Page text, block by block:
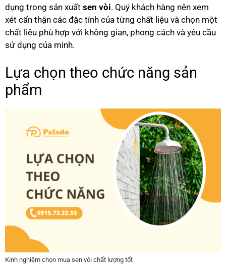
dụng trong sản xuất sen vòi. Quý khách hàng nên xem
xét cẩn thận các đặc tính của từng chất liệu và chọn một
chất liệu phù hợp với không gian, phong cách và yêu cầu
sử dụng của mình.
Lựa chọn theo chức năng sản
phẩm
Kinh nghiệm chọn mua sen vòi chất lượng tốt